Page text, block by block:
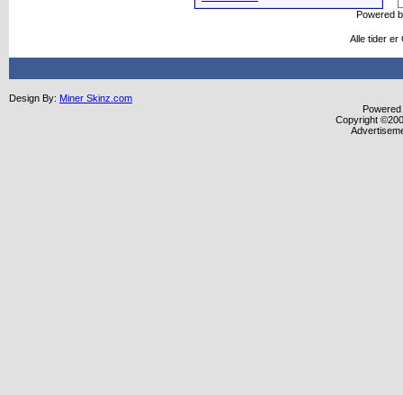
Powered
Alle tider er
Design By: Miner Skinz.com
Copyright